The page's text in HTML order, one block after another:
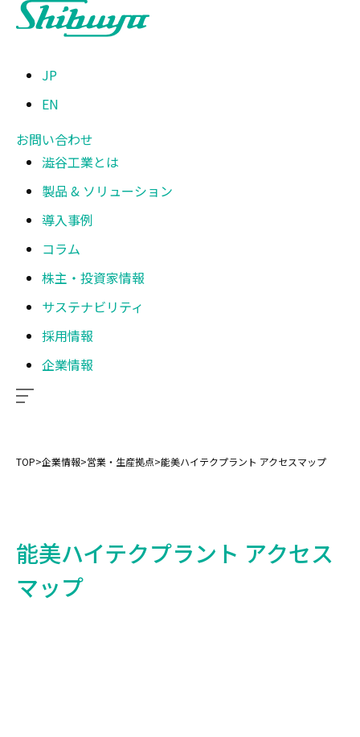
JP
EN
お問い合わせ
澁谷工業とは
製品 & ソリューション
導入事例
コラム
株主・投資家情報
サステナビリティ
採用情報
企業情報
TOP>企業情報>営業・生産拠点>能美ハイテクプラント アクセスマップ
能美ハイテクプラント アクセス
マップ